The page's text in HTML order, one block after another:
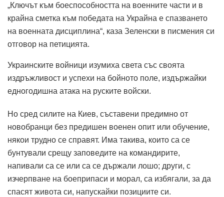
„Ключът към боеспособността на военните части и в
крайна сметка към победата на Украйна е спазването
на военната дисциплина“, каза Зеленски в писмения си
отговор на петицията.
Украинските войници изумиха света със своята
издръжливост и успехи на бойното поле, издържайки
едногодишна атака на руските войски.
Но сред силите на Киев, съставени предимно от
новобранци без предишен военен опит или обучение,
някои трудно се справят. Има такива, които са се
бунтували срещу заповедите на командирите,
напивали са се или са се държали лошо; други, с
изчерпване на боеприпаси и морал, са избягали, за да
спасят живота си, напускайки позициите си.